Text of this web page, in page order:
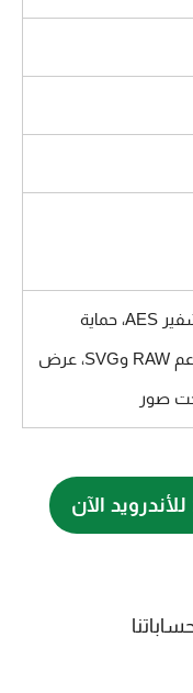
إخفاء الصور والفيديوهات، تشفير AES، حماية
ببصمة، محرر صور وفيديو، دعم RAW وSVG، عرض